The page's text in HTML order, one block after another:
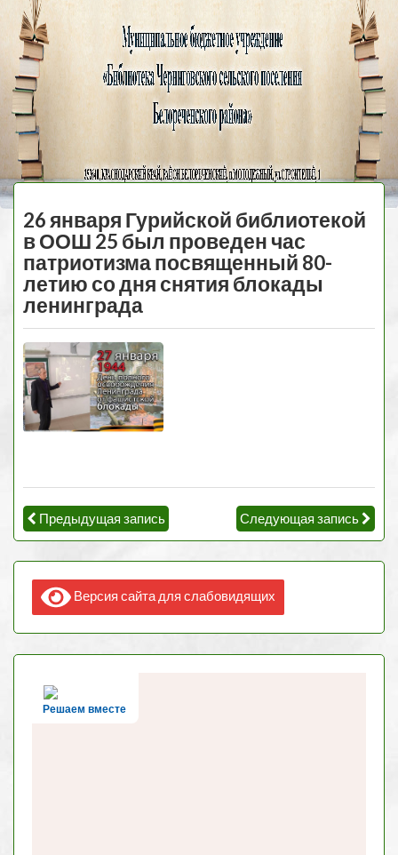
Черниговская
библиотека
МЕНЮ
26 января Гурийской библиотекой
в ООШ 25 был проведен час
патриотизма посвященный 80-
летию со дня снятия блокады
ленинграда
Предыдущая запись Следующая запись
Версия сайта для слабовидящих
Решаем вместе